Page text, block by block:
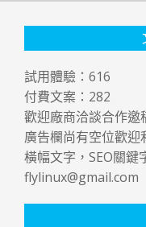
試用體驗： 616
付費文案： 282
歡迎廠商洽談合作邀
廣告欄尚有空位歡迎
橫幅文字，SEO關鍵
flylinux@gmail.com